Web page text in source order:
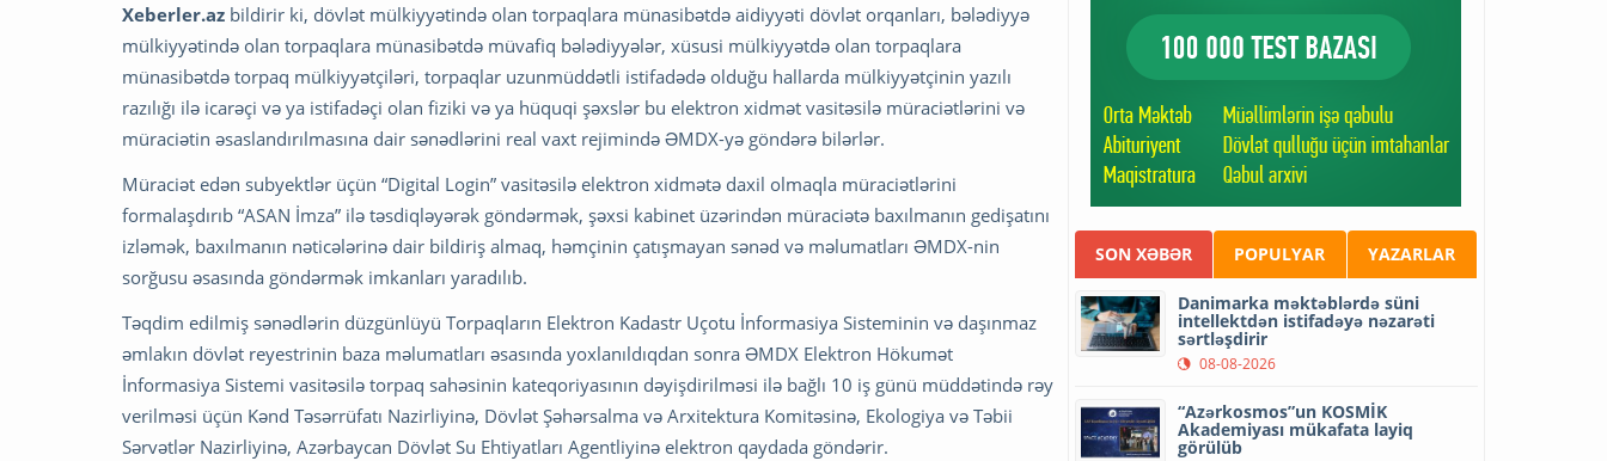
Xeberler.az bildirir ki, dövlət mülkiyyətində olan torpaqlara münasibətdə aidiyyəti dövlət orqanları, bələdiyyə
mülkiyyətində olan torpaqlara münasibətdə müvafiq bələdiyyələr, xüsusi mülkiyyətdə olan torpaqlara
münasibətdə torpaq mülkiyyətçiləri, torpaqlar uzunmüddətli istifadədə olduğu hallarda mülkiyyətçinin yazılı
razılığı ilə icarəçi və ya istifadəçi olan fiziki və ya hüquqi şəxslər bu elektron xidmət vasitəsilə müraciətlərini və
müraciətin əsaslandırılmasına dair sənədlərini real vaxt rejimində ƏMDX-yə göndərə bilərlər.
Müraciət edən subyektlər üçün “Digital Login” vasitəsilə elektron xidmətə daxil olmaqla müraciətlərini
formalaşdırıb “ASAN İmza” ilə təsdiqləyərək göndərmək, şəxsi kabinet üzərindən müraciətə baxılmanın gedişatını
izləmək, baxılmanın nəticələrinə dair bildiriş almaq, həmçinin çatışmayan sənəd və məlumatları ƏMDX-nin
sorğusu əsasında göndərmək imkanları yaradılıb.
Təqdim edilmiş sənədlərin düzgünlüyü Torpaqların Elektron Kadastr Uçotu İnformasiya Sisteminin və daşınmaz
əmlakın dövlət reyestrinin baza məlumatları əsasında yoxlanıldıqdan sonra ƏMDX Elektron Hökumət
İnformasiya Sistemi vasitəsilə torpaq sahəsinin kateqoriyasının dəyişdirilməsi ilə bağlı 10 iş günü müddətində rəy
verilməsi üçün Kənd Təsərrüfatı Nazirliyinə, Dövlət Şəhərsalma və Arxitektura Komitəsinə, Ekologiya və Təbii
Sərvətlər Nazirliyinə, Azərbaycan Dövlət Su Ehtiyatları Agentliyinə elektron qaydada göndərir.
SON XƏBƏR POPULYAR YAZARLAR
Danimarka məktəblərdə süni
intellektdən istifadəyə nəzarəti
sərtləşdirir
08-08-2026
“Azərkosmos”un KOSMİK
Akademiyası mükafata layiq
görülüb